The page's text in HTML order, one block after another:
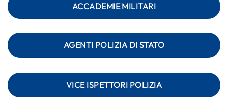
ACCADEMIE MILITARI
AGENTI POLIZIA DI STATO
VICE ISPETTORI POLIZIA